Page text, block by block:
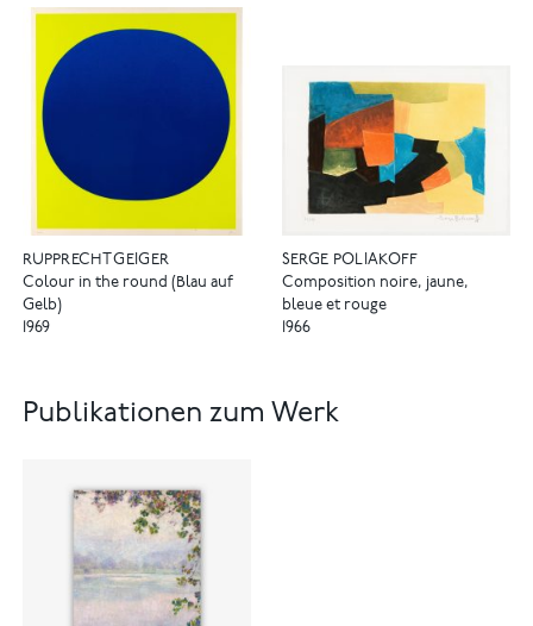
RUPPRECHT GEIGER
Colour in the round (Blau auf
Gelb)
1969
SERGE POLIAKOFF
Composition noire, jaune,
bleue et rouge
1966
Publikationen zum Werk